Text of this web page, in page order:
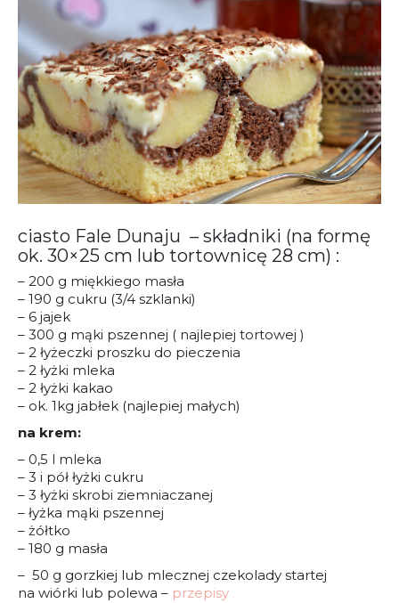
ciasto Fale Dunaju – składniki (na formę
ok. 30×25 cm lub tortownicę 28 cm) :
– 200 g miękkiego masła
– 190 g cukru (3/4 szklanki)
– 6 jajek
– 300 g mąki pszennej ( najlepiej tortowej )
– 2 łyżeczki proszku do pieczenia
– 2 łyżki mleka
– 2 łyżki kakao
– ok. 1kg jabłek (najlepiej małych)
na krem:
– 0,5 l mleka
– 3 i pół łyżki cukru
– 3 łyżki skrobi ziemniaczanej
– łyżka mąki pszennej
– żółtko
– 180 g masła
– 50 g gorzkiej lub mlecznej czekolady startej
na wiórki lub polewa – przepisy